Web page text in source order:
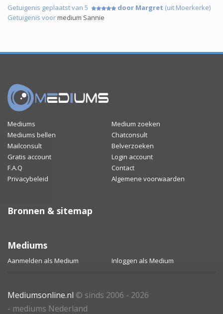
Getuigenis geplaatst van 5 door Margret (uit Moerkerke)
Getuigenis voormedium Sannie
Mediums
Medium zoeken
Mediums bellen
Chatconsult
Mailconsult
Belverzoeken
Gratis account
Login account
F.A.Q
Contact
Privacybeleid
Algemene voorwaarden
Bronnen & sitemap
Mediums
Aanmelden als Medium Inloggen als Medium
Mediumsonline.nl © sinds 2006 - 2026
- mediums Nederland